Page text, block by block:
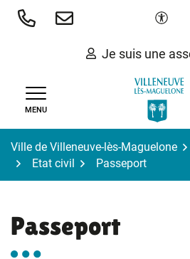
Aller
Je suis une
MENU
Ville de Villeneuve-lès-Maguelone
Etat civil
Passeport
Passeport